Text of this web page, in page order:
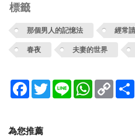
標籤
那個男人的記憶法 經常
春夜 夫妻的世界
Facebook
TwitterLine WhatsApp
Copy
Link
為您推薦